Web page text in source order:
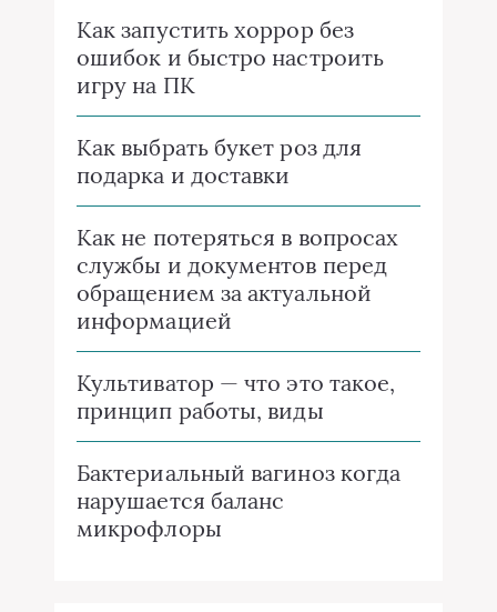
Как запустить хоррор без
ошибок и быстро настроить
игру на ПК
Как выбрать букет роз для
подарка и доставки
Как не потеряться в вопросах
службы и документов перед
обращением за актуальной
информацией
Культиватор — что это такое,
принцип работы, виды
Бактериальный вагиноз когда
нарушается баланс
микрофлоры